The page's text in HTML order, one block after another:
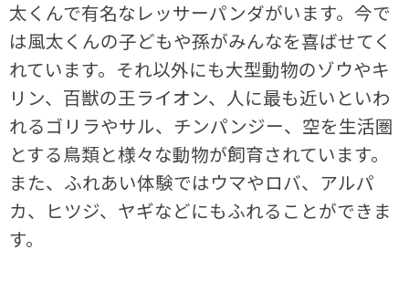
太くんで有名なレッサーパンダがいます。今で
は風太くんの子どもや孫がみんなを喜ばせてく
れています。それ以外にも大型動物のゾウやキ
リン、百獣の王ライオン、人に最も近いといわ
れるゴリラやサル、チンパンジー、空を生活圏
とする鳥類と様々な動物が飼育されています。
また、ふれあい体験ではウマやロバ、アルパ
カ、ヒツジ、ヤギなどにもふれることができま
す。